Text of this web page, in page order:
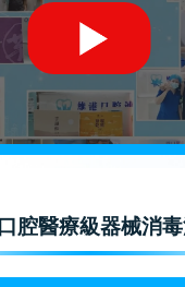
腔醫療級器械消